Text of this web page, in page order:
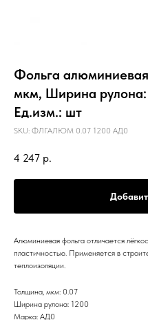
Фольга
мкм, Ширина
Ед.изм.: шт
SKU: ФЛГАЛЮМ 0.07 1200 АД0
4 247 р.
Алюминиевая фольга отличается
пластичностью. Применяется в
теплоизоляции.
Толщина, мкм: 0.07
Ширина рулона: 1200
Марка: АД0